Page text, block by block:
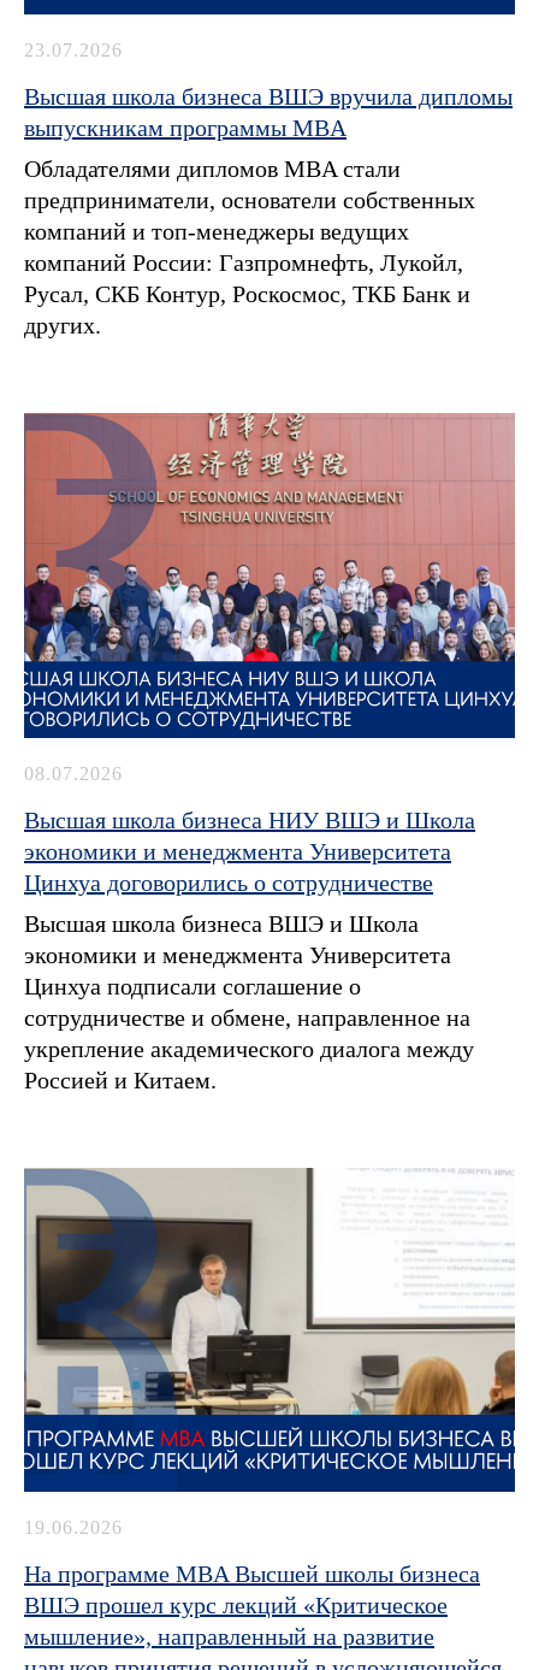
23.07.2026
Высшая школа бизнеса ВШЭ вручила дипломы
выпускникам программы MBA
Обладателями дипломов MBA стали
предприниматели, основатели собственных
компаний и топ-менеджеры ведущих
компаний России: Газпромнефть, Лукойл,
Русал, СКБ Контур, Роскосмос, ТКБ Банк и
других.
08.07.2026
Высшая школа бизнеса НИУ ВШЭ и Школа
экономики и менеджмента Университета
Цинхуа договорились о сотрудничестве
Высшая школа бизнеса ВШЭ и Школа
экономики и менеджмента Университета
Цинхуа подписали соглашение о
сотрудничестве и обмене, направленное на
укрепление академического диалога между
Россией и Китаем.
19.06.2026
На программе MBA Высшей школы бизнеса
ВШЭ прошел курс лекций «Критическое
мышление», направленный на развитие